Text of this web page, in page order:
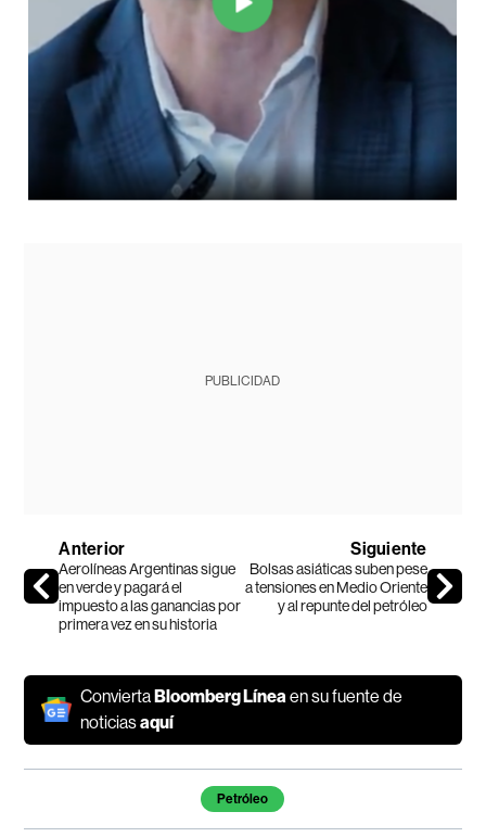
PUBLICIDAD
Anterior
Aerolíneas Argentinas sigue
en verde y pagará el
impuesto a las ganancias por
primera vez en su historia
Siguiente
Bolsas asiáticas suben pese
a tensiones en Medio Oriente
y al repunte del petróleo
ConviertaBloomberg Línea en su fuente de
noticiasaquí
Temas de este artículoPetróleo